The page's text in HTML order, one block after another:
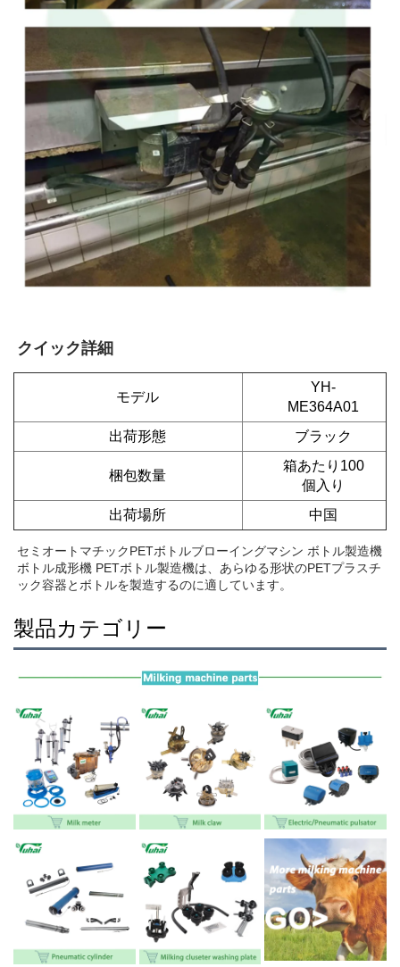
クイック詳細
モデル
YH-
ME364A01
出荷形態
ブラック
梱包数量
箱あたり100
個入り
出荷場所
中国
セミオートマチックPETボトルブローイングマシン ボトル製造機
ボトル成形機 PETボトル製造機は、あらゆる形状のPETプラスチ
ック容器とボトルを製造するのに適しています。
製品カテゴリー